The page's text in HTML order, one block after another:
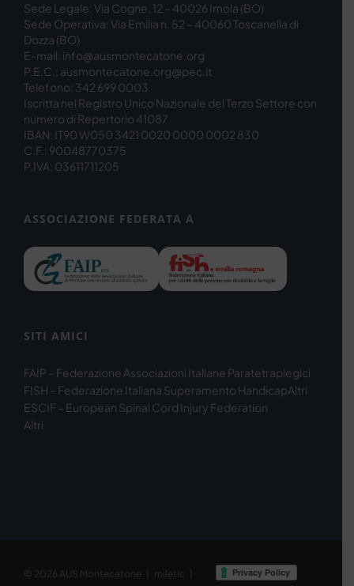
Sede Legale: Via Cogne, 12 – 40026 Imola (BO)
Sede Operativa: Via Emilia n. 52 – 40060 Toscanella di
Dozza (BO)
E-mail: info@ausmontecatone.org
P.E.C.: ausmontecatone.org@pec.it
Telefono: 342 699 0003
Iscritta nel Registro Unico Nazionale del Terzo Settore con
numero di Repertorio 41087
IBAN: IT90 W050 3421 0020 0000 0002 830
C.F.: 90048770375
P.IVA: 03611711205
ASSOCIAZIONE FEDERATA A
SITI AMICI
FAIP – Federazione Associazioni Italiane Paratetraplegici
FISH – Federazione Italiana Superamento HandicapAltri
ESCIF – European Spinal Cord Injury Federation
Altri
© 2026 AUS Montecatone miletic